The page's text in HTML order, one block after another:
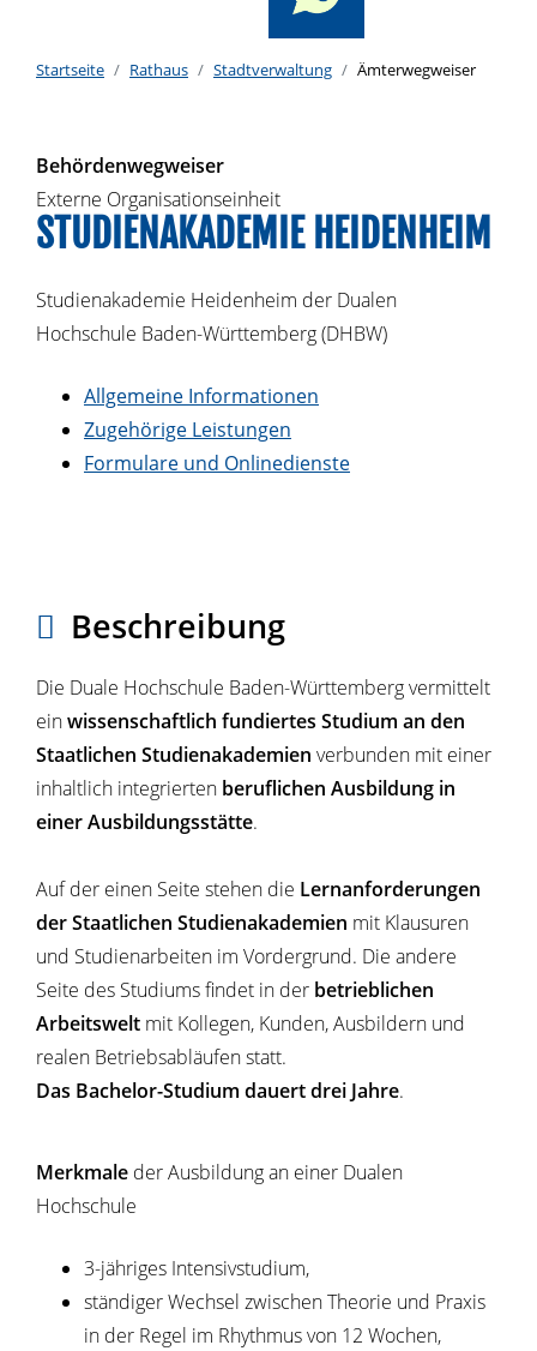
Startseite Rathaus Stadtverwaltung Ämterwegweiser
Behördenwegweiser
Externe Organisationseinheit
STUDIENAKADEMIE HEIDENHEIM
Studienakademie Heidenheim der Dualen
Hochschule Baden-Württemberg (DHBW)
Allgemeine Informationen
Zugehörige Leistungen
Formulare und Onlinedienste
Beschreibung
Die Duale Hochschule Baden-Württemberg vermittelt
einwissenschaftlich fundiertes Studium an den
Staatlichen Studienakademien verbunden mit einer
inhaltlich integrierten beruflichen Ausbildung in
einer Ausbildungsstätte.
Auf der einen Seite stehen die Lernanforderungen
der Staatlichen Studienakademien mit Klausuren
und Studienarbeiten im Vordergrund. Die andere
Seite des Studiums findet in der betrieblichen
Arbeitswelt mit Kollegen, Kunden, Ausbildern und
realen Betriebsabläufen statt.
Das Bachelor-Studium dauert drei Jahre.
Merkmale der Ausbildung an einer Dualen
Hochschule
3-jähriges Intensivstudium,
ständiger Wechsel zwischen Theorie und Praxis
in der Regel im Rhythmus von 12 Wochen,